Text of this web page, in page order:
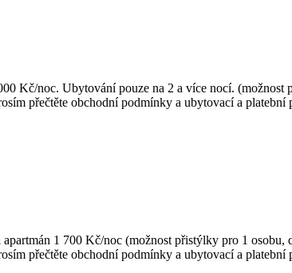
Kč/noc. Ubytování pouze na 2 a více nocí.
přečtěte obchodní podmínky a ubytovací a platební
1 700 Kč/noc (možnost přistýlky pro 1
přečtěte obchodní podmínky a ubytovací a platební